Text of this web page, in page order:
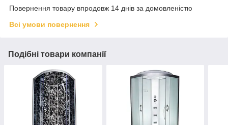
Повернення товару впродовж 14 днів за домовленістю
Всі умови повернення
Подібні товари компанії